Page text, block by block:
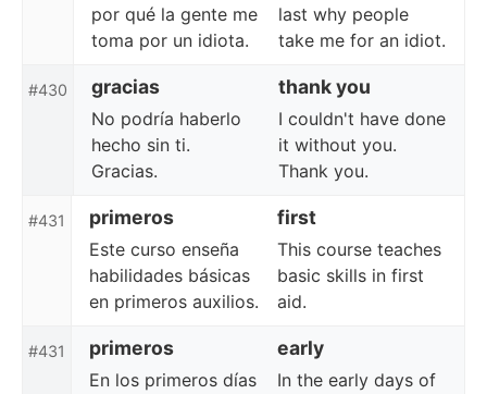
por qué la gente me
toma por un idiota.
last why people
take me for an idiot.
#430 gracias thank you
No podría haberlo
hecho sin ti.
Gracias.
I couldn't have done
it without you.
Thank you.
#431 primeros first
Este curso enseña
habilidades básicas
en primeros auxilios.
This course teaches
basic skills in first
aid.
#431 primeros early
En los primeros días
In the early days of